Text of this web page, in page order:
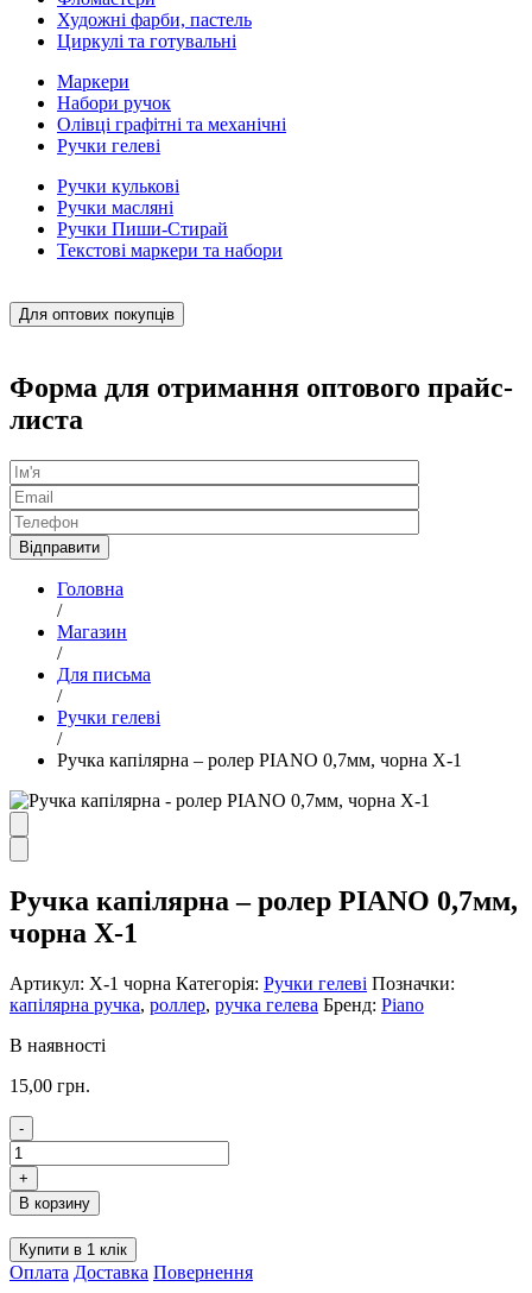
Художні фарби, пастель
Циркулі та готувальні
Маркери
Набори ручок
Олівці графітні та механічні
Ручки гелеві
Ручки кулькові
Ручки масляні
Ручки Пиши-Стирай
Текстові маркери та набори
Для оптових покупців
Форма для отримання оптового прайс-
листа
Головна
/
Магазин
/
Для письма
/
Ручки гелеві
/
Ручка капілярна – ролер PIANO 0,7мм, чорна Х-1
Ручка капілярна – ролер PIANO 0,7мм,
чорна Х-1
Артикул: Х-1 чорна Категорія: Ручки гелеві Позначки:
капілярна ручка, роллер, ручка гелева Бренд: Piano
В наявності
15,00 грн.
-
Ручка
капілярна
-
ролер
PIANO
0,7мм,
чорна
+
В корзину
Купити в 1 клік
Оплата Доставка Повернення